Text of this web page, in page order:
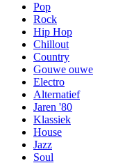
Pop
Rock
Hip Hop
Chillout
Country
Gouwe ouwe
Electro
Alternatief
Jaren '80
Klassiek
House
Jazz
Soul